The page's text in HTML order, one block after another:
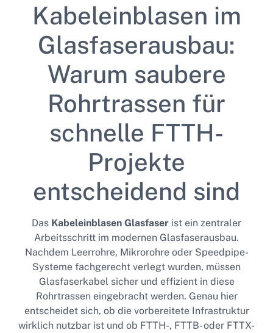
Kabeleinblasen im
Glasfaserausbau:
Warum saubere
Rohrtrassen für
schnelle FTTH-
Projekte
entscheidend sind
Das Kabeleinblasen Glasfaser ist ein zentraler
Arbeitsschritt im modernen Glasfaserausbau.
Nachdem Leerrohre, Mikrorohre oder Speedpipe-
Systeme fachgerecht verlegt wurden, müssen
Glasfaserkabel sicher und effizient in diese
Rohrtrassen eingebracht werden. Genau hier
entscheidet sich, ob die vorbereitete Infrastruktur
wirklich nutzbar ist und ob FTTH-, FTTB- oder FTTX-